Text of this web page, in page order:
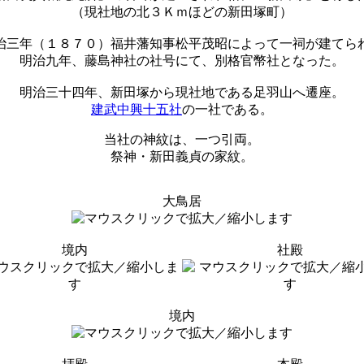
（現社地の北３Ｋｍほどの新田塚町）
三年（１８７０）福井藩知事松平茂昭によって一祠が建てら
明治九年、藤島神社の社号にて、別格官幣社となった。
明治三十四年、新田塚から現社地である足羽山へ遷座。
建武中興十五社の一社である。
当社の神紋は、一つ引両。
祭神・新田義貞の家紋。
大鳥居
境内 社殿
境内